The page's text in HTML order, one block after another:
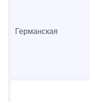
Германская